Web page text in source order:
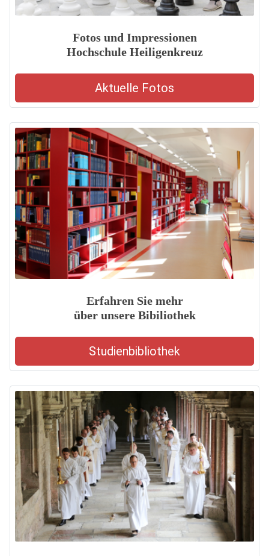
Fotos und Impressionen
Hochschule Heiligenkreuz
Aktuelle Fotos
Erfahren Sie mehr
über unsere Bibiliothek
Studienbibliothek